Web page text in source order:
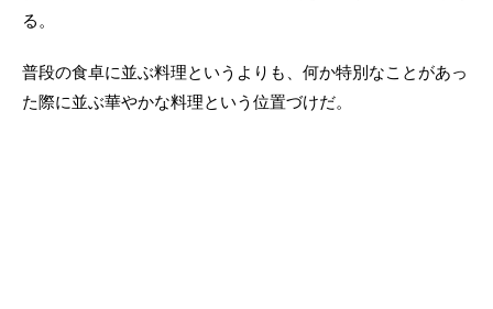
る。
普段の食卓に並ぶ料理というよりも、何か特別なことがあっ
た際に並ぶ華やかな料理という位置づけだ。